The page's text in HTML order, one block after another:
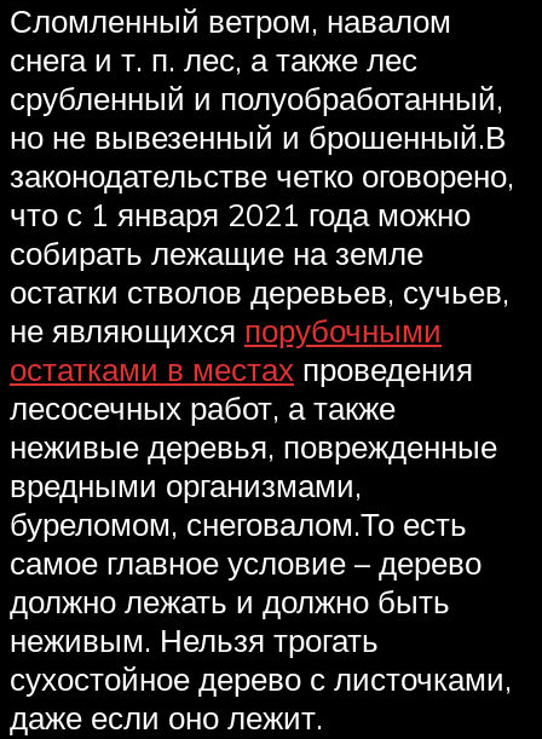
Сломленный ветром, навалом
снега и т. п. лес, а также лес
срубленный и полуобработанный,
но не вывезенный и брошенный.В
законодательстве четко оговорено,
что с 1 января 2021 года можно
собирать лежащие на земле
остатки стволов деревьев, сучьев,
не являющихся порубочными
остатками в местах проведения
лесосечных работ, а также
неживые деревья, поврежденные
вредными организмами,
буреломом, снеговалом.То есть
самое главное условие – дерево
должно лежать и должно быть
неживым. Нельзя трогать
сухостойное дерево с листочками,
даже если оно лежит.